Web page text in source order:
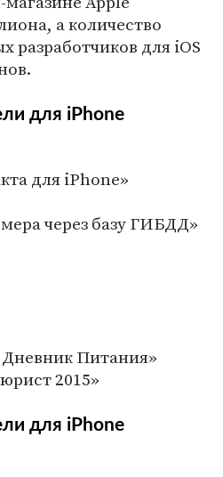
а количество
разработчиков для iOS
для iPhone
для iPhone»
через базу ГИБДД»
Питания»
2015»
для iPhone